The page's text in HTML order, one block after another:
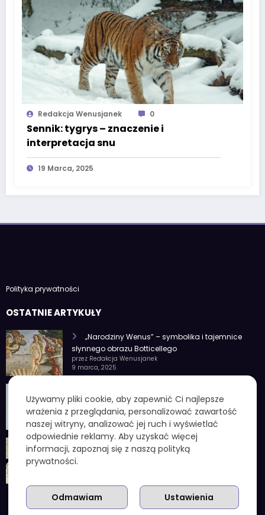
Redakcja Wenusjanek 0
Sennik: tygrys – znaczenie i
interpretacja snu
19 Marca, 2025
Polityka prywatności
OSTATNIE ARTYKUŁY
„Narodziny Wenus” – symbolika i tajemnice
słynnego obrazu Botticellego
przez Redakcja Wenusjanek
9 marca, 2025
cechy osobowości
przez Redakcja Wenusjanek
4 lutego, 2025
1 kuna ile to zł – aktualny przelicznik, koniec
chorwackiej waluty i praktyczne wskazówki
przez Redakcja Wenusjanek
Używamy pliki cookie, aby zapewnić Ci najlepsze
wrażenia z przeglądania, personalizować zawartość
naszej witryny, analizować jej ruch i wyświetlać
odpowiednie reklamy. Aby uzyskać więcej
informacji, zapoznaj się z naszą polityką
prywatności.
Ustawienia
Odmawiam